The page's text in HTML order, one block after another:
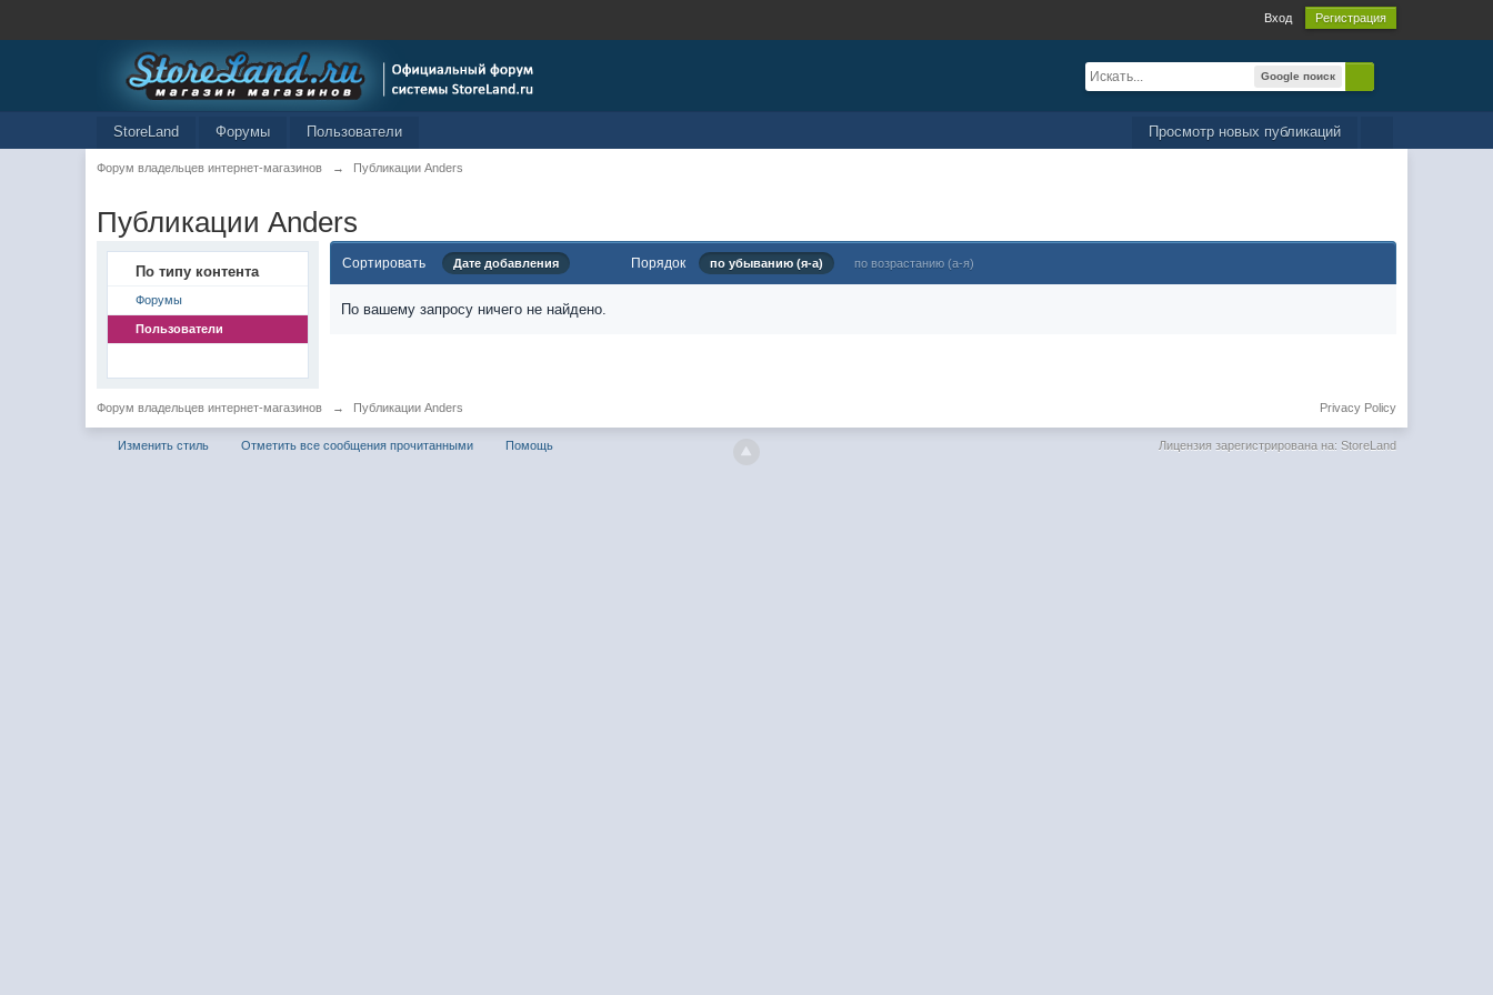
Вход Регистрация
Google поиск
Просмотр новых публикаций
StoreLand Форумы Пользователи
Форум владельцев интернет-магазинов → Публикации Anders
Публикации Anders
По типу контента
Форумы
Пользователи
Сортировать Дате добавления Порядок по убыванию (я-а) по возрастанию (а-я)
По вашему запросу ничего не найдено.
Форум владельцев интернет-магазинов → Публикации Anders Privacy Policy
Изменить стиль Отметить все сообщения прочитанными Помощь Лицензия зарегистрирована на: StoreLand